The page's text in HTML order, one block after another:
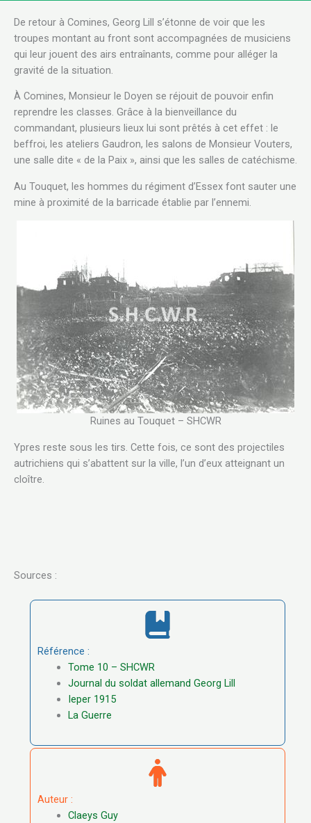
De retour à Comines, Georg Lill s’étonne de voir que les
troupes montant au front sont accompagnées de musiciens
qui leur jouent des airs entraînants, comme pour alléger la
gravité de la situation.
À Comines, Monsieur le Doyen se réjouit de pouvoir enfin
reprendre les classes. Grâce à la bienveillance du
commandant, plusieurs lieux lui sont prêtés à cet effet : le
beffroi, les ateliers Gaudron, les salons de Monsieur Vouters,
une salle dite « de la Paix », ainsi que les salles de catéchisme.
Au Touquet, les hommes du régiment d’Essex font sauter une
mine à proximité de la barricade établie par l’ennemi.
Ruines au Touquet – SHCWR
Ypres reste sous les tirs. Cette fois, ce sont des projectiles
autrichiens qui s’abattent sur la ville, l’un d’eux atteignant un
cloître.
Sources :
Référence :
Tome 10 – SHCWR
Journal du soldat allemand Georg Lill
Ieper 1915
La Guerre
Auteur :
Claeys Guy